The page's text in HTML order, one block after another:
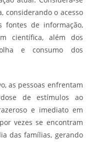
considerando o acesso
fontes de informação,
científica, além dos
e consumo dos
as pessoas enfrentam
de estímulos ao
e imediato em
vezes se encontram
das famílias, gerando